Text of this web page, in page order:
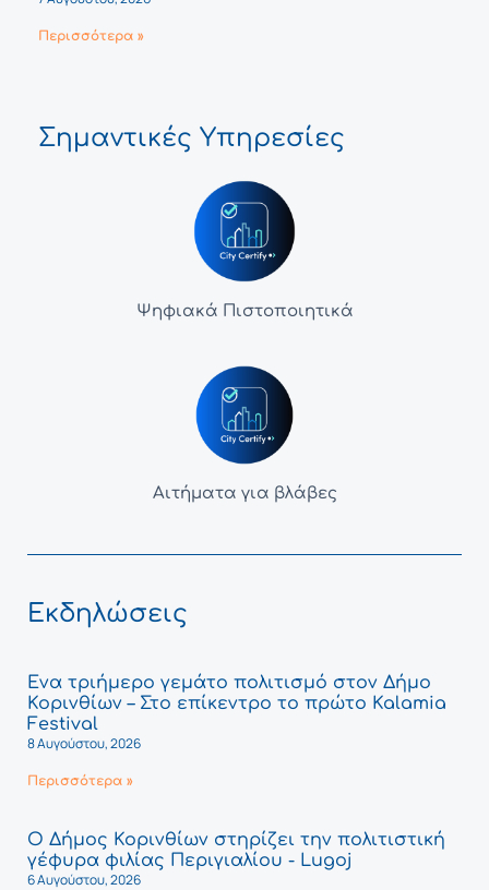
Περισσότερα »
Σημαντικές Υπηρεσίες
Ψηφιακά Πιστοποιητικά
Αιτήματα για βλάβες
Εκδηλώσεις
Ένα τριήμερο γεμάτο πολιτισμό στον Δήμο
Κορινθίων – Στο επίκεντρο το πρώτο Kalamia
Festival
8 Αυγούστου, 2026
Περισσότερα »
Ο Δήμος Κορινθίων στηρίζει την πολιτιστική
γέφυρα φιλίας Περιγιαλίου - Lugoj
6 Αυγούστου, 2026